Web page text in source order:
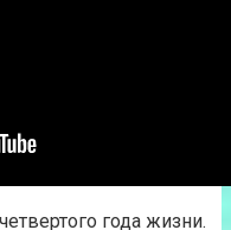
года жизни.